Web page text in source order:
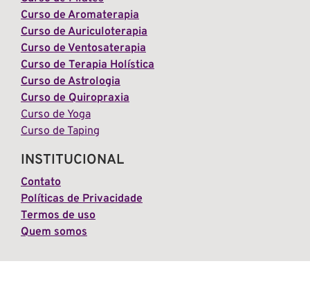
Curso de Aromaterapia
Curso de Auriculoterapia
Curso de Ventosaterapia
Curso de Terapia Holística
Curso de Astrologia
Curso de Quiropraxia
Curso de Yoga
Curso de Taping
INSTITUCIONAL
Contato
Políticas de Privacidade
Termos de uso
Quem somos